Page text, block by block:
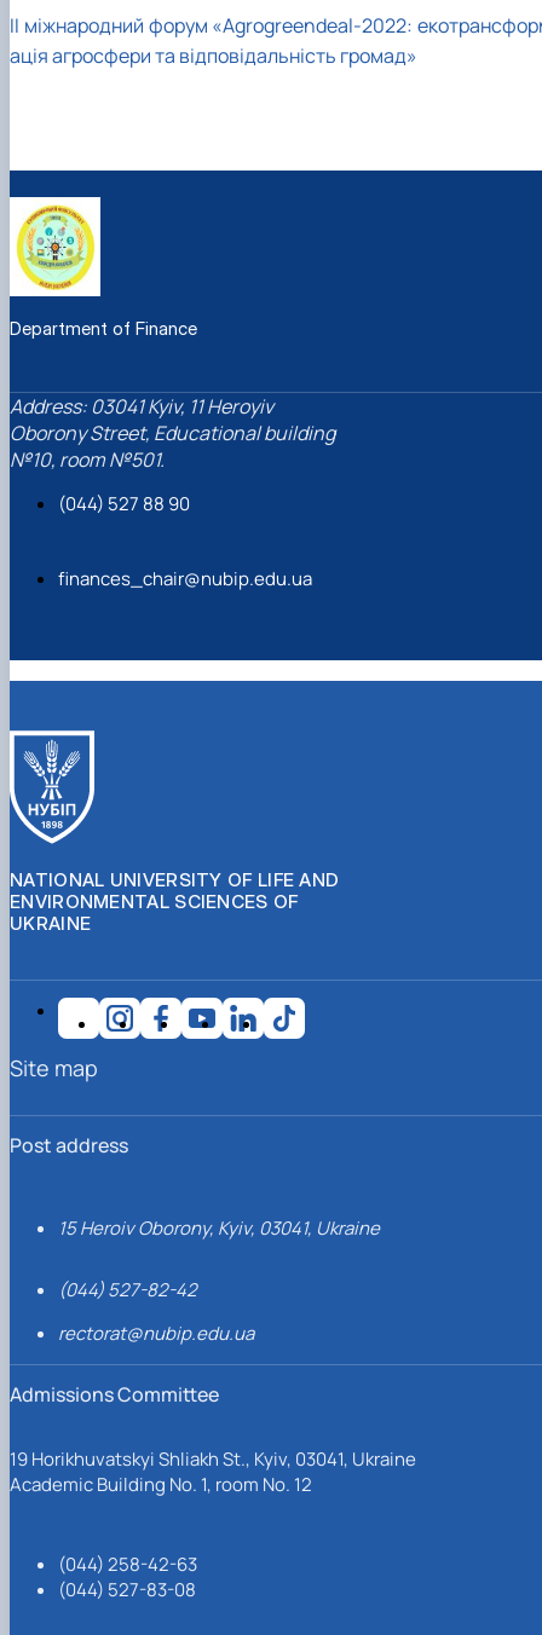
II міжнародний форум «Аgrogreendeal-2022:
ація агросфери та відповідальність громад»
Department of Finance
Address: 03041 Kyiv, 11 Heroyiv
Oborony Street, Educational building
№10, room №501.
(044) 527 88 90
finances_chair@nubip.edu.ua
NATIONAL UNIVERSITY OF LIFE AND
ENVIRONMENTAL SCIENCES OF
UKRAINE
Post address
15 Heroiv Oborony, Kyiv, 03041, Ukraine
(044) 527-82-42
rectorat@nubip.edu.ua
Admissions Committee
19 Horikhuvatskyi Shliakh St., Kyiv, 03041, Ukraine
Academic Building No. 1, room No. 12
(044) 258-42-63
(044) 527-83-08
Site map